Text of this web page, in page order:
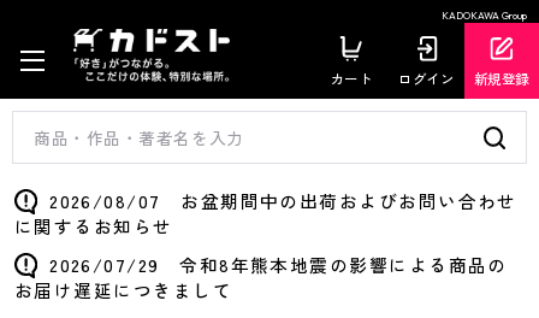
KADOKAWA Group
カート ログイン 新規登録
2026/08/07 お盆期間中の出荷およびお問い合わせ
に関するお知らせ
2026/07/29 令和8年熊本地震の影響による商品の
お届け遅延につきまして